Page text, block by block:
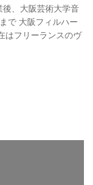
、大阪芸術大学音
で 大阪フィルハー
はフリーランスのヴ